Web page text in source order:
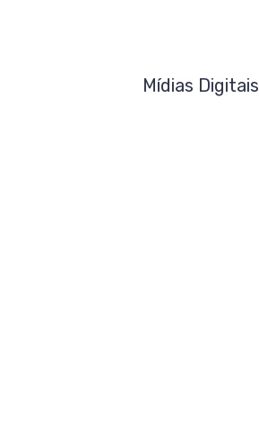
Mídias Digitais